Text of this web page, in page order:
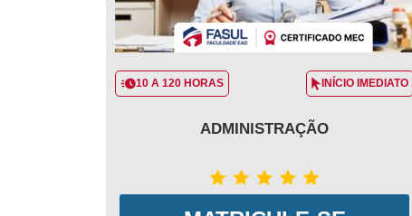
10 A 120 HORAS INÍCIO IMEDIATO
ADMINISTRAÇÃO